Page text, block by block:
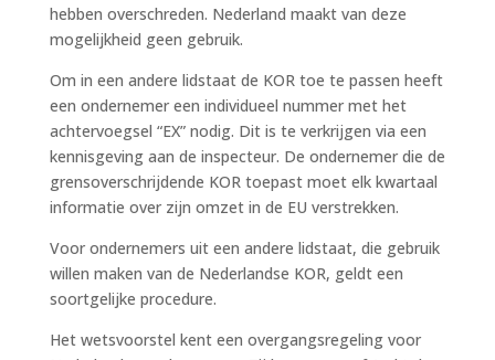
hebben overschreden. Nederland maakt van deze
mogelijkheid geen gebruik.
Om in een andere lidstaat de KOR toe te passen heeft
een ondernemer een individueel nummer met het
achtervoegsel “EX” nodig. Dit is te verkrijgen via een
kennisgeving aan de inspecteur. De ondernemer die de
grensoverschrijdende KOR toepast moet elk kwartaal
informatie over zijn omzet in de EU verstrekken.
Voor ondernemers uit een andere lidstaat, die gebruik
willen maken van de Nederlandse KOR, geldt een
soortgelijke procedure.
Het wetsvoorstel kent een overgangsregeling voor